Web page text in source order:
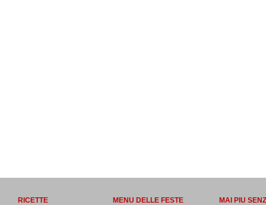
RICETTE
MENU DELLE FESTE
MAI PIU